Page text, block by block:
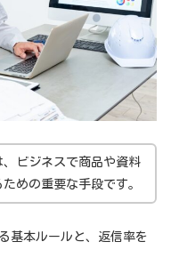
ビジネスで商品や資料
めの重要な手段です。
基本ルールと、返信率を